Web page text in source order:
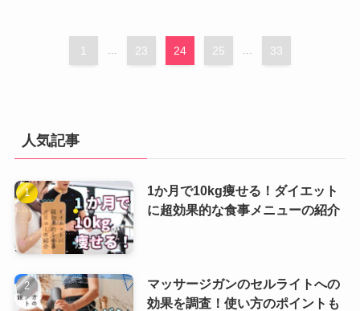
1 ... 23 24 25 ... 33
人気記事
1か月で10kg痩せる！ダイエット
に超効果的な食事メニューの紹介
マッサージガンのセルライトへの
効果を調査！使い方のポイントも